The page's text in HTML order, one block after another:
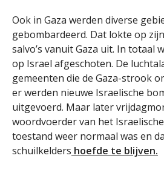
Ook in Gaza werden diverse
gebombardeerd. Dat lokte op
salvo’s vanuit Gaza uit. In totaal
op Israel afgeschoten. De
gemeenten die de Gaza-strook
er werden nieuwe Israelische
uitgevoerd. Maar later
woordvoerder van het
toestand weer normaal was en
schuilkelders hoefde te blijven.